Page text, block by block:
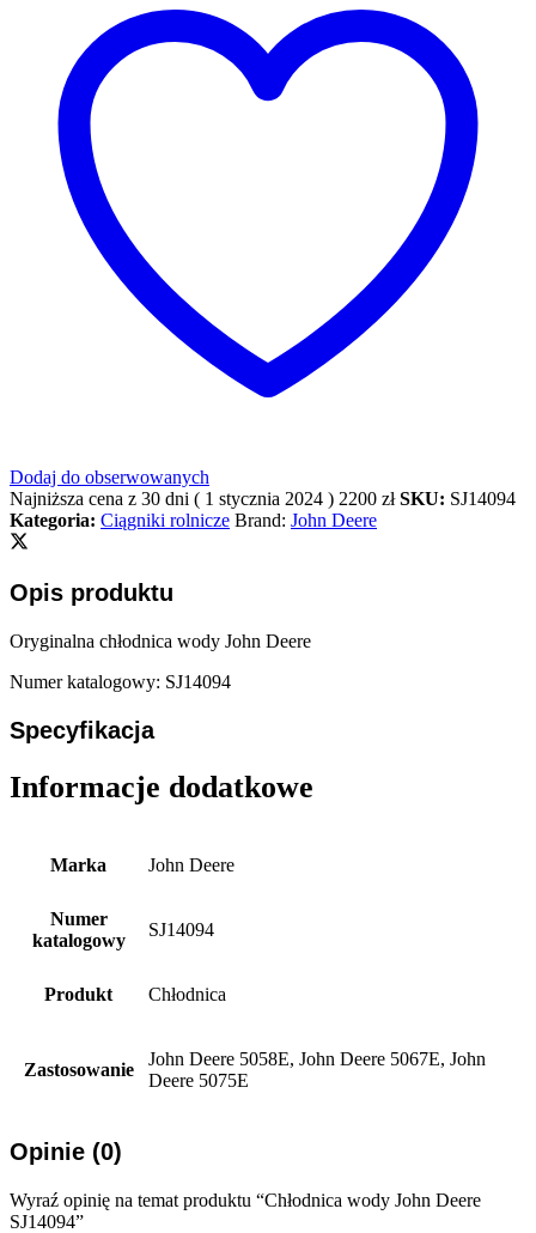
Dodaj do obserwowanych
Najniższa cena z 30 dni ( 1 stycznia 2024 ) 2200 zł SKU: SJ14094
Kategoria: Ciągniki rolnicze Brand: John Deere
Opis produktu
Oryginalna chłodnica wody John Deere
Numer katalogowy: SJ14094
Specyfikacja
Informacje dodatkowe
Marka John Deere
Numer
katalogowy
SJ14094
Produkt Chłodnica
Zastosowanie
John Deere 5058E, John Deere 5067E, John
Deere 5075E
Opinie (0)
Wyraź opinię na temat produktu “Chłodnica wody John Deere
SJ14094”